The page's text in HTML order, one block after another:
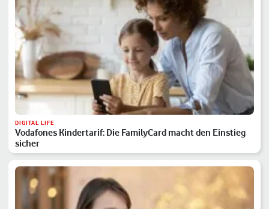
DIGITAL LIFE
Vodafones Kindertarif: Die FamilyCard macht den Einstieg
sicher